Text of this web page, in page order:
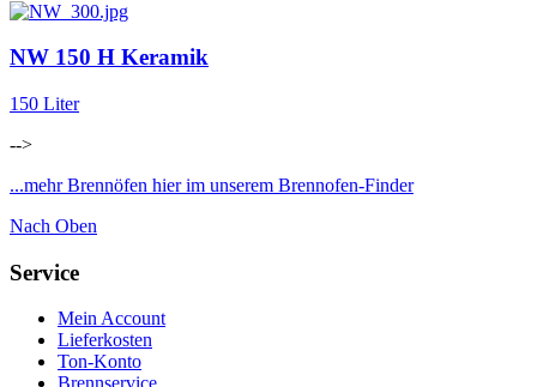
NW 150 H Keramik
150 Liter
-->
...mehr Brennöfen hier im unserem Brennofen-Finder
Nach Oben
Service
Mein Account
Lieferkosten
Ton-Konto